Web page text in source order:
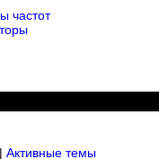
частот
| Активные темы